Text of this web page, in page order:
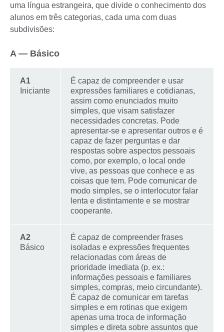
uma língua estrangeira, que divide o conhecimento dos
alunos em três categorias, cada uma com duas
subdivisões:
A — Básico
A1
Iniciante
É capaz de compreender e usar
expressões familiares e cotidianas,
assim como enunciados muito
simples, que visam satisfazer
necessidades concretas. Pode
apresentar-se e apresentar outros e é
capaz de fazer perguntas e dar
respostas sobre aspectos pessoais
como, por exemplo, o local onde
vive, as pessoas que conhece e as
coisas que tem. Pode comunicar de
modo simples, se o interlocutor falar
lenta e distintamente e se mostrar
cooperante.
A2
Básico
É capaz de compreender frases
isoladas e expressões frequentes
relacionadas com áreas de
prioridade imediata (p. ex.:
informações pessoais e familiares
simples, compras, meio circundante).
É capaz de comunicar em tarefas
simples e em rotinas que exigem
apenas uma troca de informação
simples e direta sobre assuntos que